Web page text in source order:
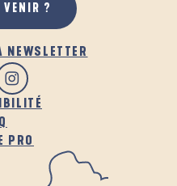
NEWSLETTER
PRO
VENIR ?